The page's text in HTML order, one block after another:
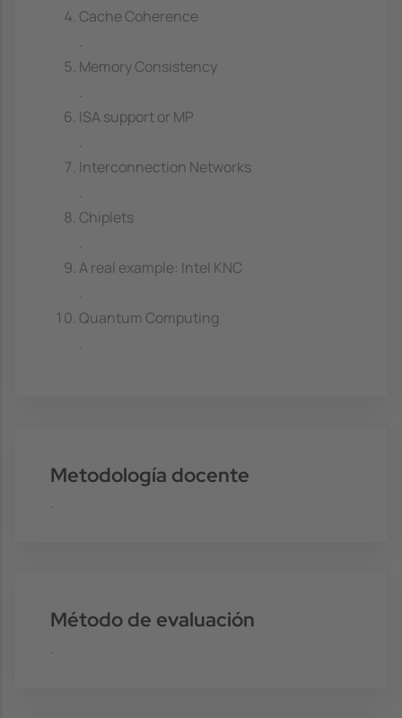
Cache Coherence
.
Memory Consistency
.
ISA support or MP
.
Interconnection Networks
.
Chiplets
.
A real example: Intel KNC
.
Quantum Computing
.
Metodología docente
.
Método de evaluación
.